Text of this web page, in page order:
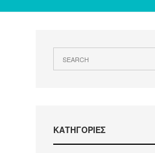
KΑΤΗΓΟΡΙΕΣ